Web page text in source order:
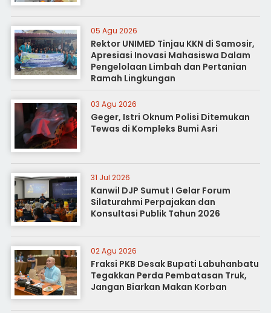
05 Agu 2026
Rektor UNIMED Tinjau KKN di Samosir,
Apresiasi Inovasi Mahasiswa Dalam
Pengelolaan Limbah dan Pertanian
Ramah Lingkungan
03 Agu 2026
Geger, Istri Oknum Polisi Ditemukan
Tewas di Kompleks Bumi Asri
31 Jul 2026
Kanwil DJP Sumut I Gelar Forum
Silaturahmi Perpajakan dan
Konsultasi Publik Tahun 2026
02 Agu 2026
Fraksi PKB Desak Bupati Labuhanbatu
Tegakkan Perda Pembatasan Truk,
Jangan Biarkan Makan Korban